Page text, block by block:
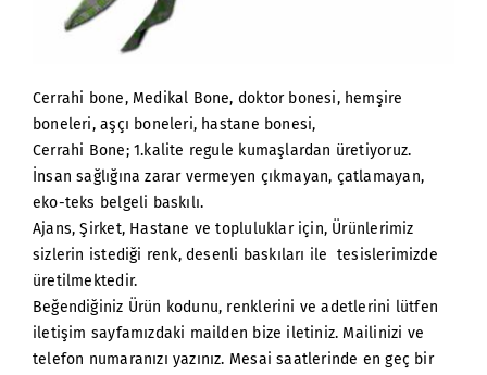
Cerrahi bone, Medikal Bone, doktor bonesi, hemşire
boneleri, aşçı boneleri, hastane bonesi,
Cerrahi Bone; 1.kalite regule kumaşlardan üretiyoruz.
İnsan sağlığına zarar vermeyen çıkmayan, çatlamayan,
eko-teks belgeli baskılı.
Ajans, Şirket, Hastane ve topluluklar için, Ürünlerimiz
sizlerin istediği renk, desenli baskıları ile tesislerimizde
üretilmektedir.
Beğendiğiniz Ürün kodunu, renklerini ve adetlerini lütfen
iletişim sayfamızdaki mailden bize iletiniz. Mailinizi ve
telefon numaranızı yazınız. Mesai saatlerinde en geç bir